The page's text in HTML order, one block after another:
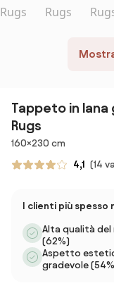
Tappeto in lana
Rugs
Dimensioni
160×230 cm
4,1
(14
I clienti più spesso
Alta qualità del
(62%)
Aspetto
gradevole